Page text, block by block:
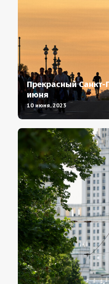
Прекрасный Санкт-
июня
10 июня, 2023